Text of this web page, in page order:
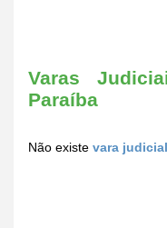
Varas
Paraíba
Não existe vara judicial